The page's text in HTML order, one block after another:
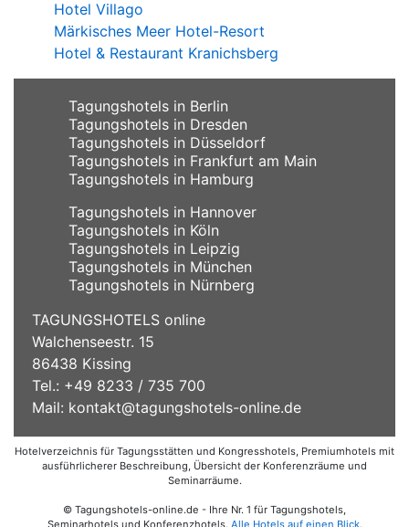
Hotel Villago
Märkisches Meer Hotel-Resort
Hotel & Restaurant Kranichsberg
Tagungshotels in Berlin
Tagungshotels in Dresden
Tagungshotels in Düsseldorf
Tagungshotels in Frankfurt am Main
Tagungshotels in Hamburg
Tagungshotels in Hannover
Tagungshotels in Köln
Tagungshotels in Leipzig
Tagungshotels in München
Tagungshotels in Nürnberg
TAGUNGSHOTELS online
Walchenseestr. 15
86438 Kissing
Tel.: +49 8233 / 735 700
Mail: kontakt@tagungshotels-online.de
Hotelverzeichnis für Tagungsstätten und Kongresshotels, Premiumhotels mit
ausführlicherer Beschreibung, Übersicht der Konferenzräume und
Seminarräume.
© Tagungshotels-online.de - Ihre Nr. 1 für Tagungshotels,
Seminarhotels und Konferenzhotels. Alle Hotels auf einen Blick.